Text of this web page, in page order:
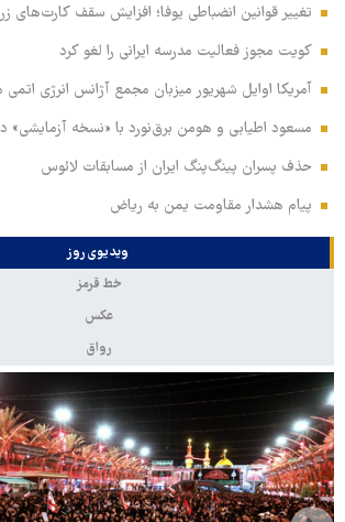
تغییر قوانین انضباطی یوفا؛ افزایش سقف کارت‌های
کویت مجوز فعالیت مدرسه ایرانی را لغو کرد
آمریکا اوایل شهریور میزبان مجمع آژانس انرژی
مسعود اطیابی و هومن برق‌نورد با «نسخه آزمایشی»
حذف پسران پینگ‌پنگ ایران از مسابقات لائوس
پیام هشدار مقاومت یمن به ریاض
ویدیوی روز
خط قرمز
عکس
رواق